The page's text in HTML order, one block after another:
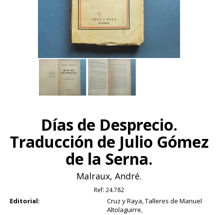
Días de Desprecio.
Traducción de Julio Gómez
de la Serna.
Malraux, André.
Ref: 24.782
Editorial:
Cruz y Raya, Talleres de Manuel
Altolaguirre,